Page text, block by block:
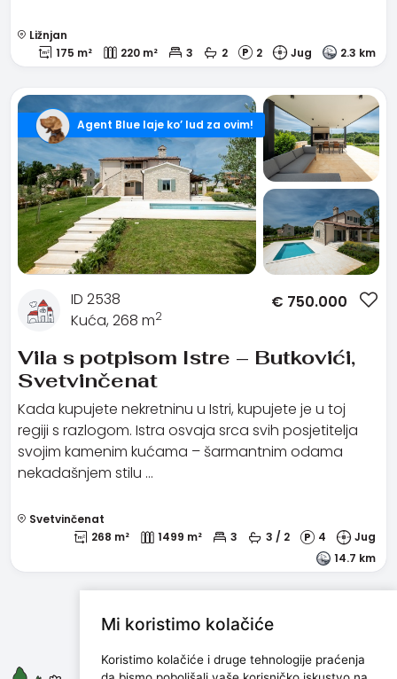
Mi koristimo kolačiće
Koristimo kolačiće i druge tehnologije praćenja
Ližnjan
175 m²
220 m² 3 2 2 Jug 2.3 km
Agent Blue laje ko’ lud za ovim!
ID 2538
Kuća, 268 m2
€ 750.000
Vila s potpisom Istre – Butkovići,
Svetvinčenat
Kada kupujete nekretninu u Istri, kupujete je u toj
regiji s razlogom. Istra osvaja srca svih posjetitelja
svojim kamenim kućama – šarmantnim odama
nekadašnjem stilu …
Svetvinčenat
268 m²
1499 m² 3 3 / 2 4
Jug
14.7 km